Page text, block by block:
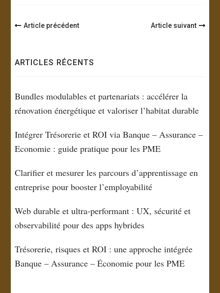
Navigation
Article précédent Article suivant
ARTICLES RÉCENTS
Bundles modulables et partenariats : accélérer la
rénovation énergétique et valoriser l’habitat durable
Intégrer Trésorerie et ROI via Banque – Assurance –
Economie : guide pratique pour les PME
Clarifier et mesurer les parcours d’apprentissage en
entreprise pour booster l’employabilité
Web durable et ultra-performant : UX, sécurité et
observabilité pour des apps hybrides
Trésorerie, risques et ROI : une approche intégrée
Banque – Assurance – Économie pour les PME